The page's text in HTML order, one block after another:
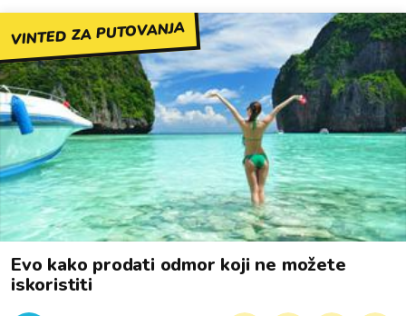
VINTED ZA PUTOVANJA
Evo kako prodati odmor koji ne možete
iskoristiti